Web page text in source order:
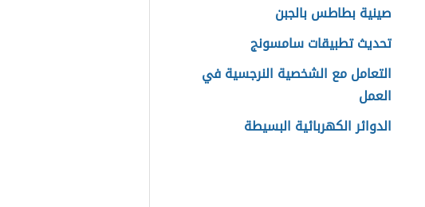
صينية بطاطس بالجبن
تحديث تطبيقات سامسونج
التعامل مع الشخصية النرجسية في
العمل
الدوائر الكهربائية البسيطة